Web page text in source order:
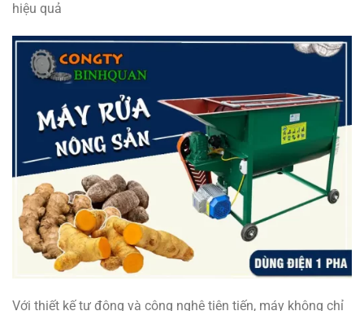
hiệu quả
Với thiết kế tự động và công nghệ tiên tiến, máy không chỉ